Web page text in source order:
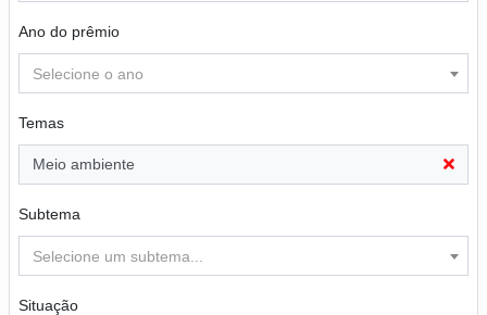
Ano do prêmio
Selecione o ano
Temas
Meio ambiente
Subtema
Selecione um subtema...
Situação